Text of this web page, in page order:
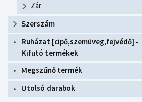
Zár
Szerszám
Ruházat [cipő,szemüveg,fejvédő] -
Kifutó termékek
Megszűnő termék
Utolsó darabok